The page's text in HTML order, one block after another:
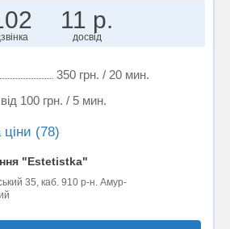
11 р.
досвід
350 грн. / 20 мин.
від 100 грн. / 5 мин.
(78)
"Estetistka"
35, каб. 910 р-н. Амур-